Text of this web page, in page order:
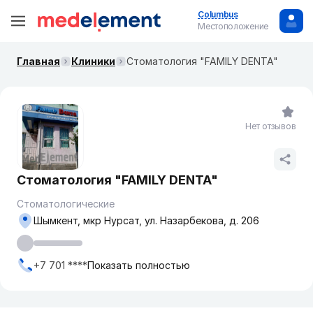
Columbus
Местоположение
Главная Клиники Стоматология "FAMILY DENTA"
Стоматология "FAMILY DENTA"
Стоматологические
Шымкент, мкр Нурсат, ул. Назарбекова, д. 206
+7 701 ****Показать полностью
Нет отзывов